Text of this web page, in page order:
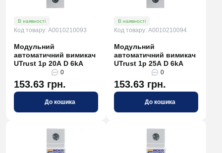
В наявності
Код товару: A0010210093
Модульний
автоматичний вимикач
UTrust 1р 20А D 6kА
0
153.63 грн.
До кошика
В наявності
Код товару: A0010210094
Модульний
автоматичний вимикач
UTrust 1р 25А D 6kА
0
153.63 грн.
До кошика